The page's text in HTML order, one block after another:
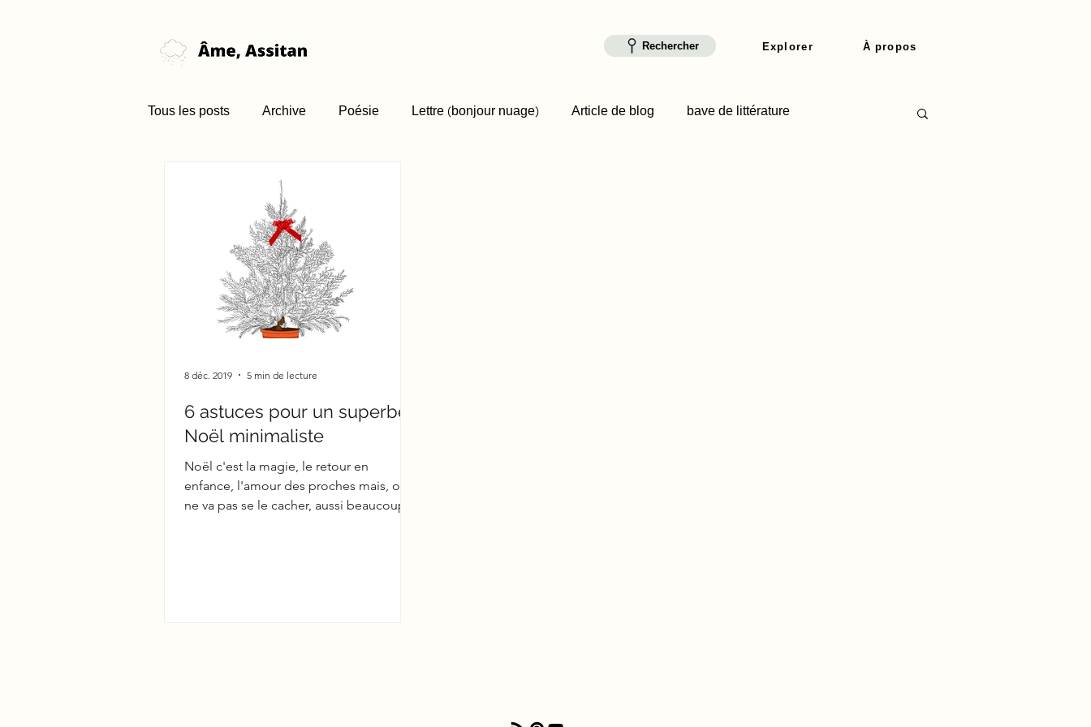
Rechercher Explorer À propos
Tous les posts Archive Poésie Lettre (bonjour nuage) Article de blog bave de littérature
6 astuces pour un superbe
Noël minimaliste
Noël c'est la magie, le retour en
enfance, l'amour des proches mais, on
ne va pas se le cacher, aussi beaucoup
8 déc. 2019 5 min de lecture